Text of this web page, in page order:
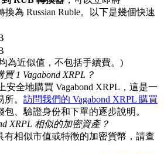
分 25,000 USDT 獎池！
赢取
獎池
換為 Russian Ruble。以下是幾個快速
為近似值，不包括手續費。)
1 Vagabond XRPL？
上安全地購買 Vagabond XRPL，這是一
。 訪問我們的 Vagabond XRPL 購買
包、驗證身份和下單的逐步說明。
XRPL 相似的加密資產？
有相似市值或特徵的加密貨幣，請查